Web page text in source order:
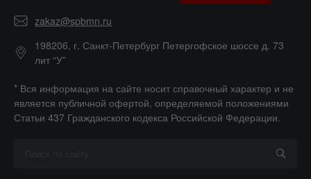
zakaz@spbmn.ru
198206, г. Санкт-Петербург Петергофское шоссе д. 73
лит “У”
* Вся информация на сайте носит справочный характер и не
является публичной офертой, определяемой положениями
Статьи 437 Гражданского кодекса Российской Федерации.